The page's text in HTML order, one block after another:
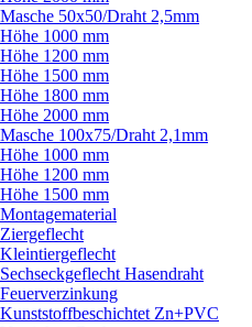
Masche 50x50/Draht 2,5mm
Höhe 1000 mm
Höhe 1200 mm
Höhe 1500 mm
Höhe 1800 mm
Höhe 2000 mm
Masche 100x75/Draht 2,1mm
Höhe 1000 mm
Höhe 1200 mm
Höhe 1500 mm
Montagematerial
Ziergeflecht
Kleintiergeflecht
Sechseckgeflecht Hasendraht
Feuerverzinkung
Kunststoffbeschichtet Zn+PVC